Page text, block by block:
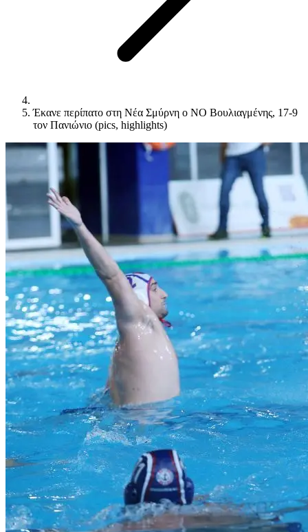
Έκανε περίπατο στη Νέα Σμύρνη ο ΝΟ Βουλιαγμένης, 17-9
τον Πανιώνιο (pics, highlights)